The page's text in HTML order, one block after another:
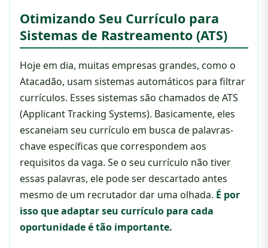
Otimizando Seu Currículo para
Sistemas de Rastreamento (ATS)
Hoje em dia, muitas empresas grandes, como o
Atacadão, usam sistemas automáticos para filtrar
currículos. Esses sistemas são chamados de ATS
(Applicant Tracking Systems). Basicamente, eles
escaneiam seu currículo em busca de palavras-
chave específicas que correspondem aos
requisitos da vaga. Se o seu currículo não tiver
essas palavras, ele pode ser descartado antes
mesmo de um recrutador dar uma olhada. É por
isso que adaptar seu currículo para cada
oportunidade é tão importante.